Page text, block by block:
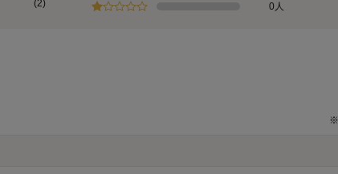
(2)
0人
※